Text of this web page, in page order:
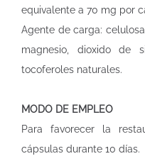
equivalente a 70 mg por
Agente de carga:
magnesio, dioxido de
tocoferoles naturales.
MODO DE EMPLEO
Para favorecer la
cápsulas durante 10 días.